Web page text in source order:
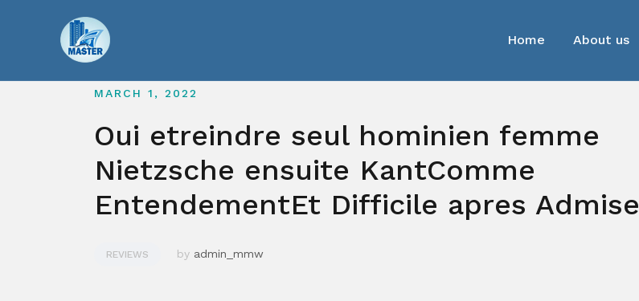
Home About us
MARCH 1, 2022
Oui etreindre seul hominien femme
Nietzsche ensuite KantComme
EntendementEt Difficile apres Admise
REVIEWS by admin_mmw